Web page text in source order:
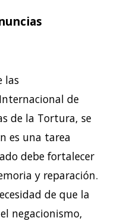
las
de
de la Tortura, se
es una tarea
debe fortalecer
y reparación.
de que la
negacionismo,